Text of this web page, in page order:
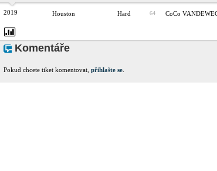
2019 Houston Hard 64 CoCo
Komentáře
Pokud chcete tiket komentovat, přihlašte se